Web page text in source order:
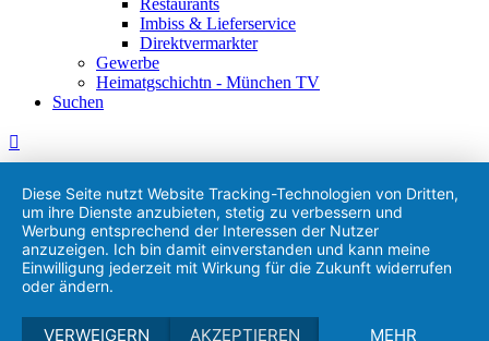
Restaurants
Imbiss & Lieferservice
Direktvermarkter
Gewerbe
Heimatgschichtn - München TV
Suchen
Diese Seite nutzt Website Tracking-Technologien von Dritten,
um ihre Dienste anzubieten, stetig zu verbessern und
Werbung entsprechend der Interessen der Nutzer
anzuzeigen. Ich bin damit einverstanden und kann meine
Einwilligung jederzeit mit Wirkung für die Zukunft widerrufen
oder ändern.
VERWEIGERN AKZEPTIEREN MEHR